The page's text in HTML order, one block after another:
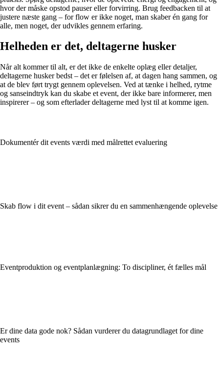
hvor der måske opstod pauser eller forvirring. Brug feedbacken til at
justere næste gang – for flow er ikke noget, man skaber én gang for
alle, men noget, der udvikles gennem erfaring.
Helheden er det, deltagerne husker
Når alt kommer til alt, er det ikke de enkelte oplæg eller detaljer,
deltagerne husker bedst – det er følelsen af, at dagen hang sammen, og
at de blev ført trygt gennem oplevelsen. Ved at tænke i helhed, rytme
og sanseindtryk kan du skabe et event, der ikke bare informerer, men
inspirerer – og som efterlader deltagerne med lyst til at komme igen.
Dokumentér dit events værdi med målrettet evaluering
Skab flow i dit event – sådan sikrer du en sammenhængende oplevelse
Eventproduktion og eventplanlægning: To discipliner, ét fælles mål
Er dine data gode nok? Sådan vurderer du datagrundlaget for dine
events